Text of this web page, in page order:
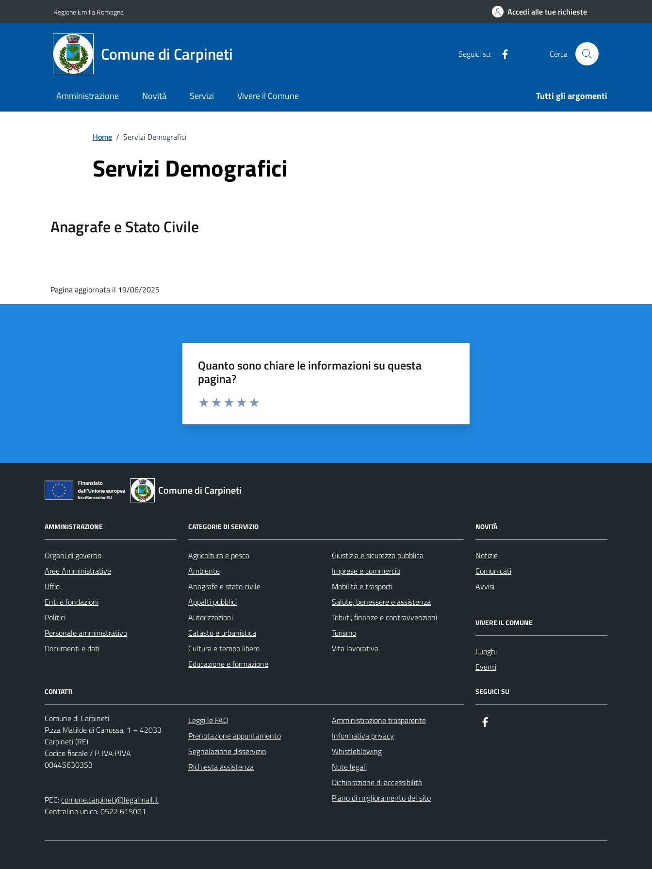
Regione Emilia Romagna Accedi alle tue richieste
Comune di Carpineti Seguici su: Cerca
Amministrazione Novità Servizi Vivere il Comune Tutti gli argomenti
Home / Servizi Demografici
Servizi Demografici
Anagrafe e Stato Civile
Pagina aggiornata il 19/06/2025
Quanto sono chiare le informazioni su questa
pagina?
Comune di Carpineti
AMMINISTRAZIONE
Organi di governo
Aree Amministrative
Uffici
Enti e fondazioni
Politici
Personale amministrativo
Documenti e dati
CATEGORIE DI SERVIZIO
Agricoltura e pesca
Ambiente
Anagrafe e stato civile
Appalti pubblici
Autorizzazioni
Catasto e urbanistica
Cultura e tempo libero
Educazione e formazione
Giustizia e sicurezza pubblica
Imprese e commercio
Mobilità e trasporti
Salute, benessere e assistenza
Tributi, finanze e contravvenzioni
Turismo
Vita lavorativa
NOVITÀ
Notizie
Comunicati
Avvisi
VIVERE IL COMUNE
Luoghi
Eventi
CONTATTI
Comune di Carpineti
P.zza Matilde di Canossa, 1 – 42033
Carpineti (RE)
Codice fiscale / P. IVA:P.IVA
00445630353
PEC:comune.carpineti@legalmail.it
Centralino unico: 0522 615001
Leggi le FAQ
Prenotazione appuntamento
Segnalazione disservizio
Richiesta assistenza
Amministrazione trasparente
Informativa privacy
Whistleblowing
Note legali
Dichiarazione di accessibilità
Piano di miglioramento del sito
SEGUICI SU